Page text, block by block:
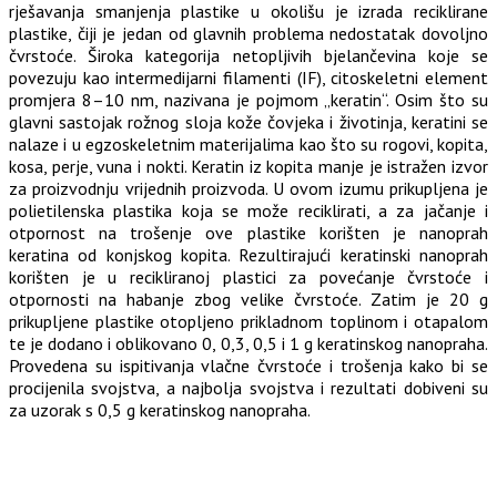
rješavanja smanjenja plastike u okolišu je izrada reciklirane
plastike, čiji je jedan od glavnih problema nedostatak dovoljno
čvrstoće. Široka kategorija netopljivih bjelančevina koje se
povezuju kao intermedijarni filamenti (IF), citoskeletni element
promjera 8–10 nm, nazivana je pojmom „keratin“. Osim što su
glavni sastojak rožnog sloja kože čovjeka i životinja, keratini se
nalaze i u egzoskeletnim materijalima kao što su rogovi, kopita,
kosa, perje, vuna i nokti. Keratin iz kopita manje je istražen izvor
za proizvodnju vrijednih proizvoda. U ovom izumu prikupljena je
polietilenska plastika koja se može reciklirati, a za jačanje i
otpornost na trošenje ove plastike korišten je nanoprah
keratina od konjskog kopita. Rezultirajući keratinski nanoprah
korišten je u recikliranoj plastici za povećanje čvrstoće i
otpornosti na habanje zbog velike čvrstoće. Zatim je 20 g
prikupljene plastike otopljeno prikladnom toplinom i otapalom
te je dodano i oblikovano 0, 0,3, 0,5 i 1 g keratinskog nanopraha.
Provedena su ispitivanja vlačne čvrstoće i trošenja kako bi se
procijenila svojstva, a najbolja svojstva i rezultati dobiveni su
za uzorak s 0,5 g keratinskog nanopraha.